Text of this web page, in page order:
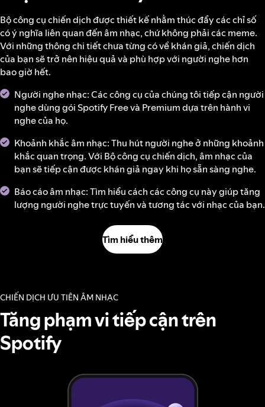
Bộ công cụ chiến dịch được thiết kế nhằm thúc đẩy các chỉ số
có ý nghĩa liên quan đến âm nhạc, chứ không phải các meme.
Với những thông chi tiết chưa từng có về khán giả, chiến dịch
của bạn sẽ trở nên hiệu quả và phù hợp với người nghe hơn
bao giờ hết.
Người nghe nhạc: Các công cụ của chúng tôi tiếp cận người
nghe dùng gói Spotify Free và Premium dựa trên hành vi
nghe của họ.
Khoảnh khắc âm nhạc: Thu hút người nghe ở những khoảnh
khắc quan trọng. Với Bộ công cụ chiến dịch, âm nhạc của
bạn sẽ tiếp cận được khán giả ngay khi họ sẵn sàng nghe.
Báo cáo âm nhạc: Tìm hiểu cách các công cụ này giúp tăng
lượng người nghe trực tuyến và tương tác với nhạc của bạn.
Tìm hiểu thêm
CHIẾN DỊCH ƯU TIÊN ÂM NHẠC
Tăng phạm vi tiếp cận trên
Spotify